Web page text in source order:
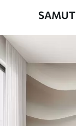
Saadaolevad
Standard
44
Premium
.67